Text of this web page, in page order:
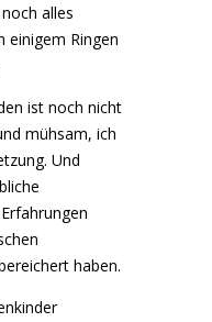
alles
einigem Ringen
ist noch nicht
mühsam, ich
Und
haben.